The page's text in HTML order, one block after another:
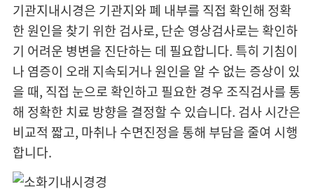
기관지내시경은 기관지와 폐 내부를 직접 확인해 정확
한 원인을 찾기 위한 검사로, 단순 영상검사로는 확인하
기 어려운 병변을 진단하는 데 필요합니다. 특히 기침이
나 염증이 오래 지속되거나 원인을 알 수 없는 증상이 있
을 때, 직접 눈으로 확인하고 필요한 경우 조직검사를 통
해 정확한 치료 방향을 결정할 수 있습니다. 검사 시간은
비교적 짧고, 마취나 수면진정을 통해 부담을 줄여 시행
합니다.